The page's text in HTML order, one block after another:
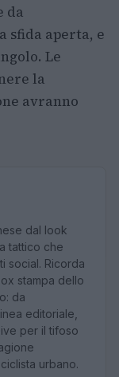
da
sfida aperta, e
Le
la
avranno
dal look
tattico che
social. Ricorda
stampa dello
da
editoriale,
per il tifoso
urbano.